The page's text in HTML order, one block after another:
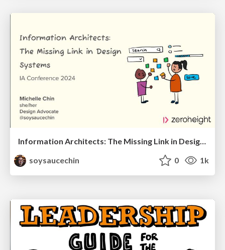
Information Architects: The Missing Link in Design Systems
soysaucechin
0 1k